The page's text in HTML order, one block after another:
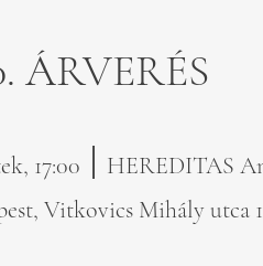
ÁRVERÉS
17:00
HEREDITAS
Vitkovics Mihály utca